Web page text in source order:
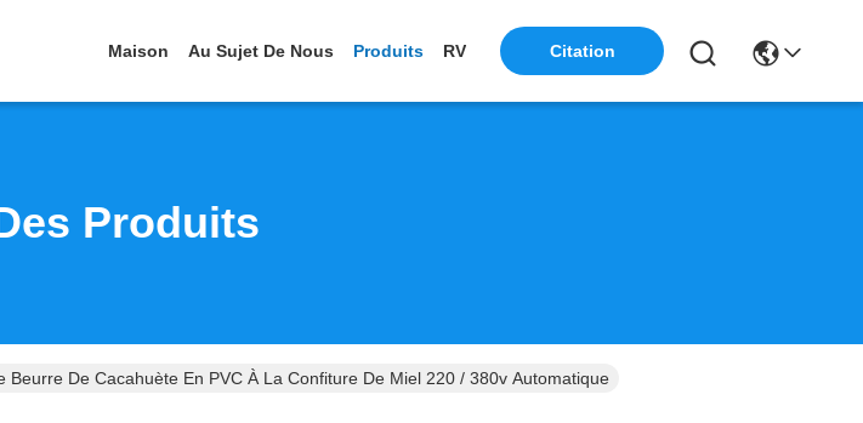
Maison Au Sujet De Nous Produits RV Citation
Produits
Beurre De Cacahuète En PVC À La Confiture De Miel 220 / 380v Automatique